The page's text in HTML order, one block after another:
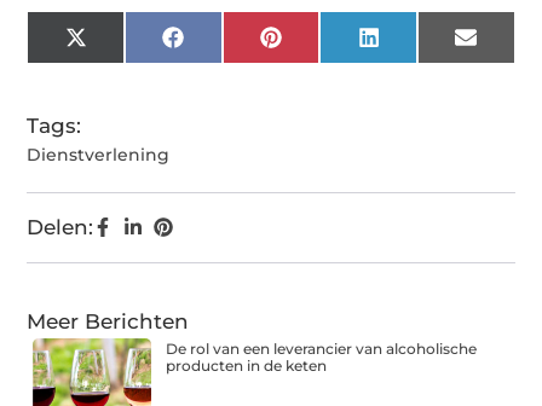
X
(Twitter)
FacebookPinterestLinkedIn Email
Tags:
Dienstverlening
Delen:
Meer Berichten
De rol van een leverancier van alcoholische
producten in de keten